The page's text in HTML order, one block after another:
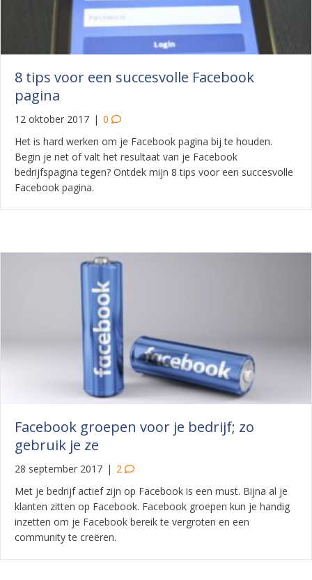
8 tips voor een succesvolle Facebook
pagina
12 oktober 2017 | 0
Het is hard werken om je Facebook pagina bij te houden.
Begin je net of valt het resultaat van je Facebook
bedrijfspagina tegen? Ontdek mijn 8 tips voor een succesvolle
Facebook pagina.
Facebook groepen voor je bedrijf; zo
gebruik je ze
28 september 2017 | 2
Met je bedrijf actief zijn op Facebook is een must. Bijna al je
klanten zitten op Facebook. Facebook groepen kun je handig
inzetten om je Facebook bereik te vergroten en een
community te creëren.